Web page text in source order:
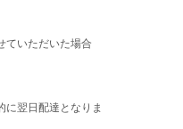
ていただいた場合
翌日配達となりま